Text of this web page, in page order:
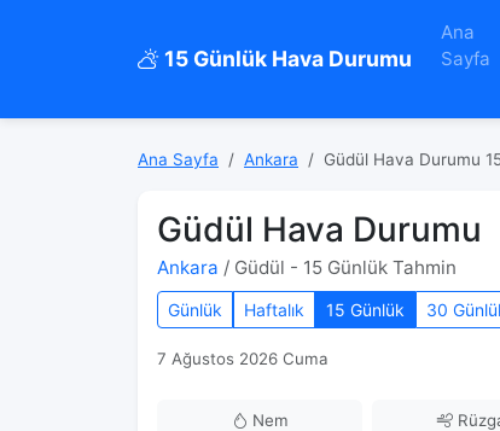
15 Günlük Hava Durumu
Ana
Sayfa
Ana Sayfa Ankara Güdül Hava Durumu
Güdül Hava Durumu
Ankara / Güdül - 15 Günlük Tahmin
Günlük Haftalık 15 Günlük 30
7 Ağustos 2026 Cuma
Nem